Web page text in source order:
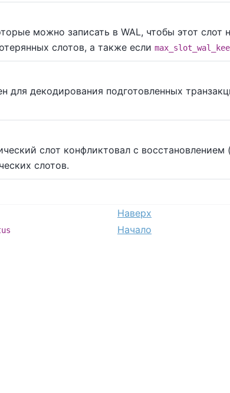
можно записать в WAL, чтобы этот слот
слотов, а также если
для декодирования подготовленных
слот конфликтовал с
слотов.
Наверх
Начало